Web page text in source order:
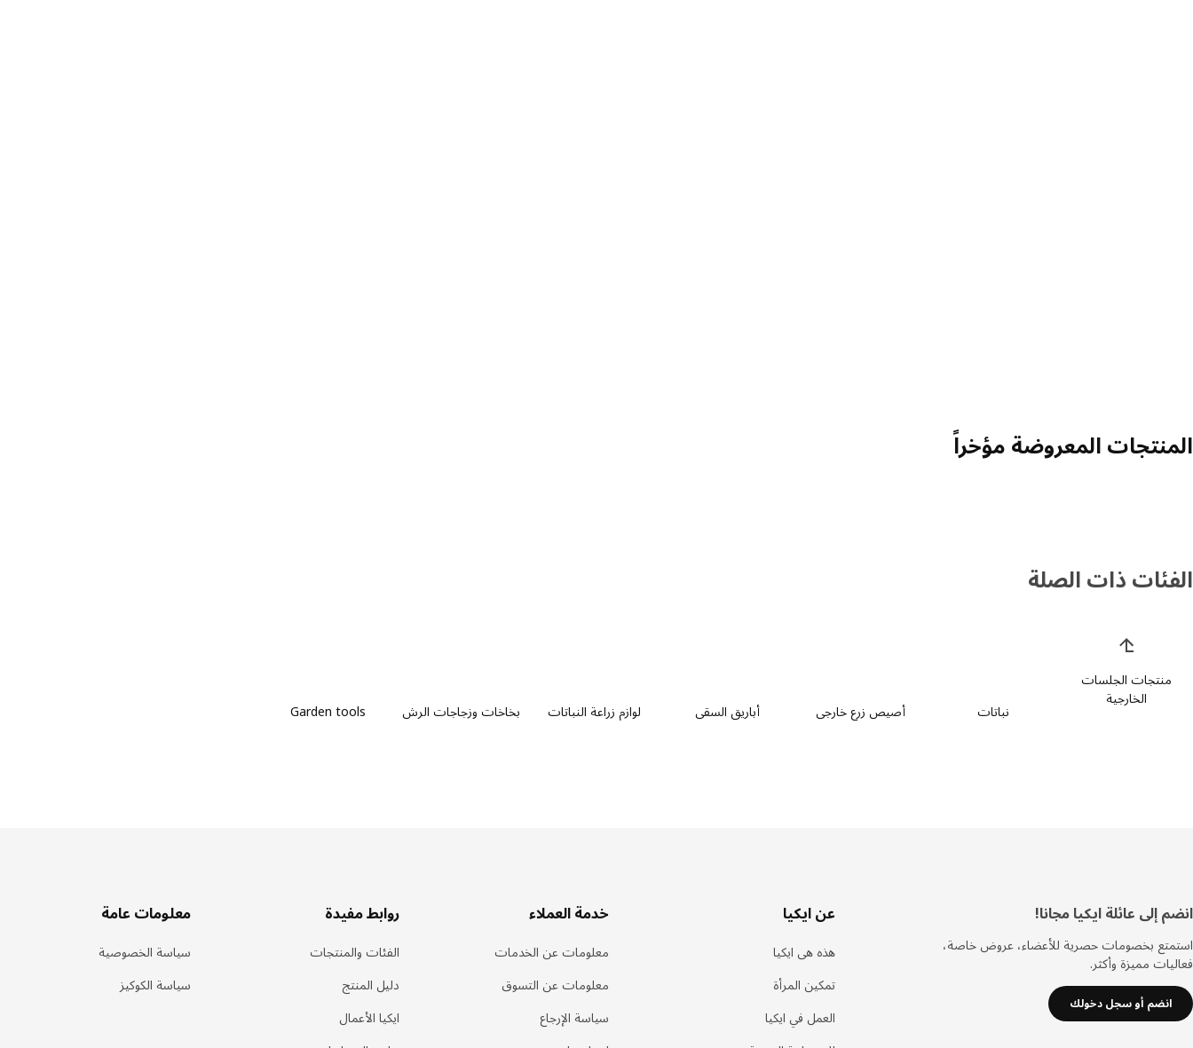
المنتجات المعروضة مؤخراً
الفئات ذات الصلة
منتجات الجلسات
الخارجية
نباتات أصيص زرع خارجي أباريق السقي لوازم زراعة النباتات بخاخات وزجاجات الرش Garden tools
تذييل
انضم إلى عائلة ايكيا مجانا!
استمتع بخصومات حصرية للأعضاء، عروض خاصة،
فعاليات مميزة وأكثر.
انضم أو سجل دخولك
عن ايكيا
هذه هى ايكيا
تمكين المرأة
العمل في ايكيا
خدمة العملاء
معلومات عن الخدمات
معلومات عن التسوق
سياسة الإرجاع
روابط مفيدة
الفئات والمنتجات
دليل المنتج
ايكيا الأعمال
معلومات عامة
سياسة الخصوصية
سياسة الكوكيز